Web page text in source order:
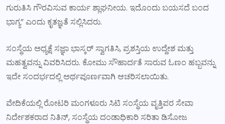
ಗುರುತಿಸಿ ಗೌರವಿಸುವ ಕಾರ್ಯ ಶ್ಲಾಘನೀಯ. ಇದೊಂದು ಬಯಸದೆ ಬಂದ
ಭಾಗ್ಯ” ಎಂದು ಕೃತಜ್ಞತೆ ಸಲ್ಲಿಸಿದರು.
ಸಂಸ್ಥೆಯ ಅಧ್ಯಕ್ಷೆ ಸಜ್ಞಾ ಭಾಸ್ಕರ್ ಸ್ವಾಗತಿಸಿ, ಪ್ರಶಸ್ತಿಯ ಉದ್ದೇಶ ಮತ್ತು
ಮಹತ್ವವನ್ನು ವಿವರಿಸಿದರು. ಕೋಮು ಸೌಹಾರ್ದತೆ ಸಾರುವ ಓಣಂ ಹಬ್ಬವನ್ನು
ಇದೇ ಸಂದರ್ಭದಲ್ಲಿ ಅರ್ಥಪೂರ್ಣವಾಗಿ ಆಚರಿಸಲಾಯಿತು.
ವೇದಿಕೆಯಲ್ಲಿ ರೋಟರಿ ಮಂಗಳೂರು ಸಿಟಿ ಸಂಸ್ಥೆಯ ವೃತ್ತಿಪರ ಸೇವಾ
ನಿರ್ದೇಶಕರಾದ ನಿತಿನ್, ಸಂಸ್ಥೆಯ ದಂಡಾಧಿಕಾರಿ ಸರಿತಾ ಡಿಸೋಜ